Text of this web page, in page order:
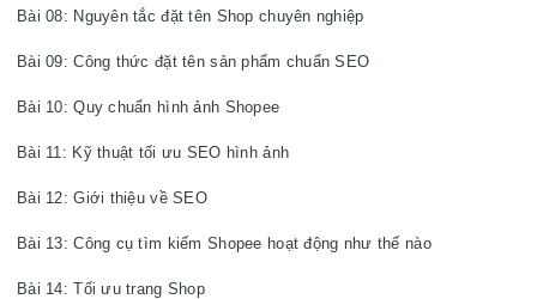
Bài 08: Nguyên tắc đặt tên Shop chuyên nghiệp
Bài 09: Công thức đặt tên sản phẩm chuẩn SEO
Bài 10: Quy chuẩn hình ảnh Shopee
Bài 11: Kỹ thuật tối ưu SEO hình ảnh
Bài 12: Giới thiệu về SEO
Bài 13: Công cụ tìm kiếm Shopee hoạt động như thế nào
Bài 14: Tối ưu trang Shop